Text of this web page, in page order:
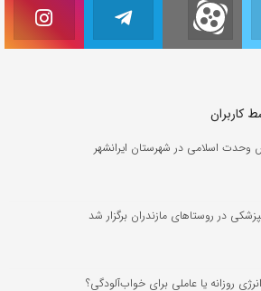
کاربران
وحدت اسلامی در شهرستان ایرانشهر
روزانه یا عاملی برای خواب‌آلودگی؟